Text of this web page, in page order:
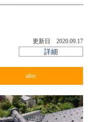
ですが、棟の上に積
引っ張り、それが崩
水が入り雨漏りにな
フィングが主流なの
の水をルーフィング
」
更新日 2020.09.17
詳細
after